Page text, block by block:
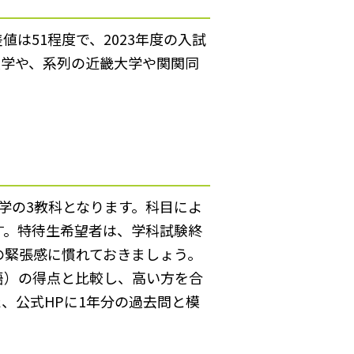
は51程度で、2023年度の入試
や、系列の近畿大学や関関同
の3教科となります。科目によ
特待生希望者は、学科試験終
張感に慣れておきましょう。
の得点と比較し、高い方を合
公式HPに1年分の過去問と模